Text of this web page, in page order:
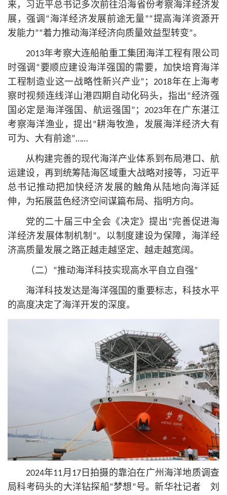
来，习近平总书记多次前往沿海省份考察海洋经济发
展，强调“海洋经济发展前途无量”“提高海洋资源开
发能力”“着力推动海洋经济向质量效益型转变”。
2013年考察大连船舶重工集团海洋工程有限公司
时强调“要顺应建设海洋强国的需要，加快培育海洋
工程制造业这一战略性新兴产业”；2018年在上海考
察时视频连线洋山港四期自动化码头，指出“经济强
国必定是海洋强国、航运强国”；2023年在广东湛江
考察海洋渔业，提出“耕海牧渔，发展海洋经济大有
可为、大有前途”……
从构建完善的现代海洋产业体系到布局港口、航
运建设，再到统筹陆海区域重大战略对接等，习近平
总书记推动把加快经济发展的触角从陆地向海洋延
伸，为拓展蓝色经济空间谋篇布局、指明方向。
党的二十届三中全会《决定》提出“完善促进海
洋经济发展体制机制”。以制度建设为保障，海洋经
济高质量发展之路正越走越坚定、越走越宽阔。
（二）“推动海洋科技实现高水平自立自强”
海洋科技发达是海洋强国的重要标志，科技水平
的高度决定了海洋开发的深度。
2024年11月17日拍摄的靠泊在广州海洋地质调查
局科考码头的大洋钻探船“梦想”号。新华社记者 刘